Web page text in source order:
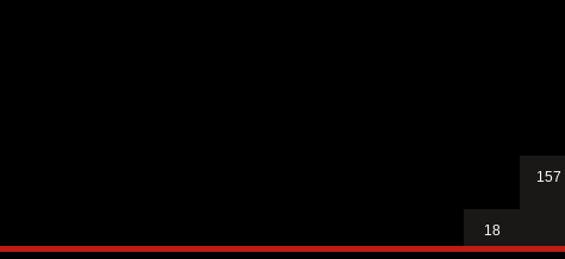
18
157